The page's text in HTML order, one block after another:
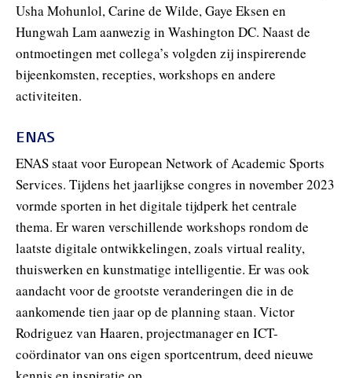
Usha Mohunlol, Carine de Wilde, Gaye Eksen en
Hungwah Lam aanwezig in Washington DC. Naast de
ontmoetingen met collega’s volgden zij inspirerende
bijeenkomsten, recepties, workshops en andere
activiteiten.
ENAS
ENAS staat voor European Network of Academic Sports
Services. Tijdens het jaarlijkse congres in november 2023
vormde sporten in het digitale tijdperk het centrale
thema. Er waren verschillende workshops rondom de
laatste digitale ontwikkelingen, zoals virtual reality,
thuiswerken en kunstmatige intelligentie. Er was ook
aandacht voor de grootste veranderingen die in de
aankomende tien jaar op de planning staan. Victor
Rodriguez van Haaren, projectmanager en ICT-
coördinator van ons eigen sportcentrum, deed nieuwe